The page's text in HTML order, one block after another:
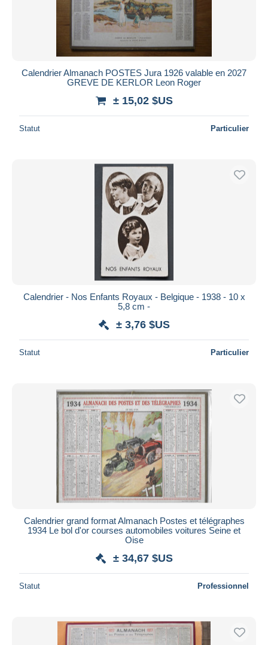
Calendrier Almanach POSTES Jura 1926 valable en 2027
GREVE DE KERLOR Leon Roger
± 15,02 $US
Statut Particulier
Calendrier - Nos Enfants Royaux - Belgique - 1938 - 10 x
5,8 cm -
± 3,76 $US
Statut Particulier
Calendrier grand format Almanach Postes et télégraphes
1934 Le bol d'or courses automobiles voitures Seine et
Oise
± 34,67 $US
Statut Professionnel